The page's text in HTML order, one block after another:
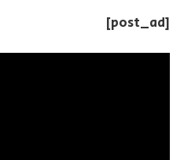
[post_ad]